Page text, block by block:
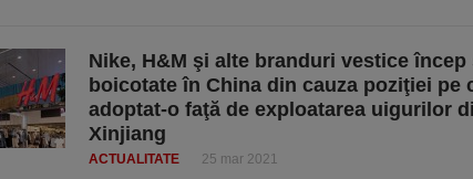
Nike, H&M şi alte branduri vestice încep
boicotate în China din cauza poziţiei pe
adoptat-o faţă de exploatarea uigurilor
Xinjiang
ACTUALITATE 25 mar 2021